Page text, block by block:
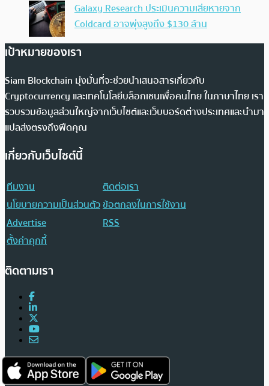
Galaxy Research ประเมินความเสียหายจาก
Coldcard อาจพุ่งสูงถึง $130 ล้าน
เป้าหมายของเรา
Siam Blockchain มุ่งมั่นที่จะช่วยนำเสนอสารเกี่ยวกับ
Cryptocurrency และเทคโนโลยีบล็อกเชนเพื่อคนไทย ในภาษาไทย เรา
รวบรวมข้อมูลส่วนใหญ่จากเว็บไซต์และเว็บบอร์ดต่างประเทศและนำมา
แปลส่งตรงถึงฟีดคุณ
เกี่ยวกับเว็บไซต์นี้
ทีมงาน
ติดต่อเรา
นโยบายความเป็นส่วนตัวข้อตกลงในการใช้งาน
Advertise
RSS
ตั้งค่าคุกกี้
ติดตามเรา